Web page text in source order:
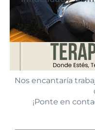
Nos encantaría
¡Ponte en